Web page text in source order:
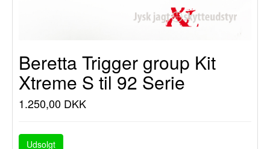
Beretta Trigger group Kit
Xtreme S til 92 Serie
1.250,00 DKK
Udsolgt